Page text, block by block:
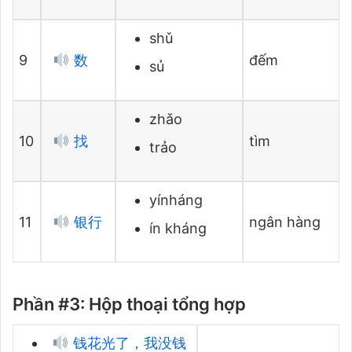
9 数
shǔ
sủ
đếm
10 找
zhǎo
trảo
tìm
11 银行
yínháng
ín kháng
ngân hàng
Phần #3: Hộp thoại tổng hợp
钱花光了，我没钱